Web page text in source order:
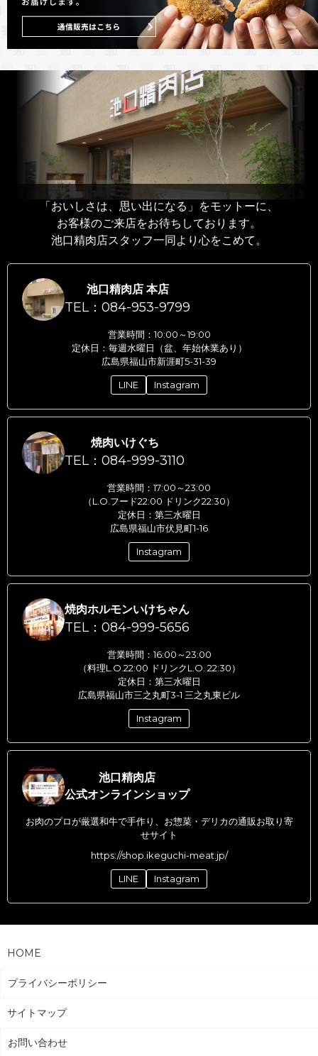
「おいしさは、思い出になる」をモットーに、
お客様のご来店をお待ちしております。
池口精肉店スタッフ一同より心をこめて。
池口精肉店 本店
TEL：084-953-9799
営業時間：10:00～19:00
定休日：毎週水曜日（盆、年始休業あり）
広島県福山市新涯町5-31-39
LINE Instagram
焼肉いけぐち
TEL：084-999-3110
営業時間：17:00～23:00
（L.O.フード22:00 ドリンク22:30）
定休日：第三水曜日
広島県福山市伏見町1-16
Instagram
焼肉ホルモンいけちゃん
TEL：084-999-5656
営業時間：16:00～23:00
（料理L.O.22:00 ドリンクL.O. 22:30）
定休日：第三水曜日
広島県福山市三之丸町3-1 三之丸東ビル
Instagram
池口精肉店
公式オンラインショップ
お肉のプロが厳選和牛で手作り、お惣菜・デリカの通販お取り寄
せサイト
https://shop.ikeguchi-meat.jp/
LINE Instagram
HOME
プライバシーポリシー
サイトマップ
お問い合わせ